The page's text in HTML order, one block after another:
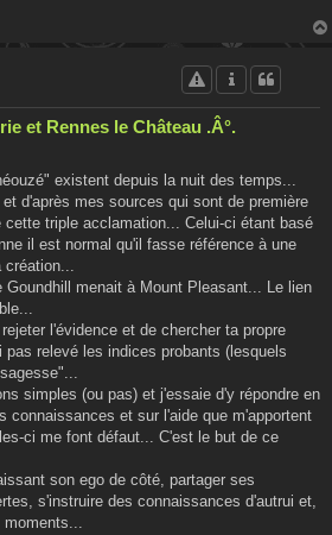
et Rennes le Château .Â°.
existent depuis la nuit des temps...
d'après mes sources qui sont de première
cette triple acclamation... Celui-ci étant basé
il est normal qu'il fasse référence à une
création...
Goundhill menait à Mount Pleasant... Le lien
l'évidence et de chercher ta propre
relevé les indices probants (lesquels
simples (ou pas) et j'essaie d'y répondre en
connaissances et sur l'aide que m'apportent
ci me font défaut... C'est le but de ce
son ego de côté, partager ses
s'instruire des connaissances d'autrui et,
moments...